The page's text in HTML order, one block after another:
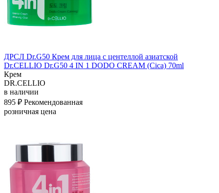
ДРСЛ Dr.G50 Крем для лица с центеллой азиатской
Dr.CELLIO Dr.G50 4 IN 1 DODO CREAM (Cica) 70ml
Крем
DR.CELLIO
в наличии
895 ₽ Рекомендованная
розничная цена